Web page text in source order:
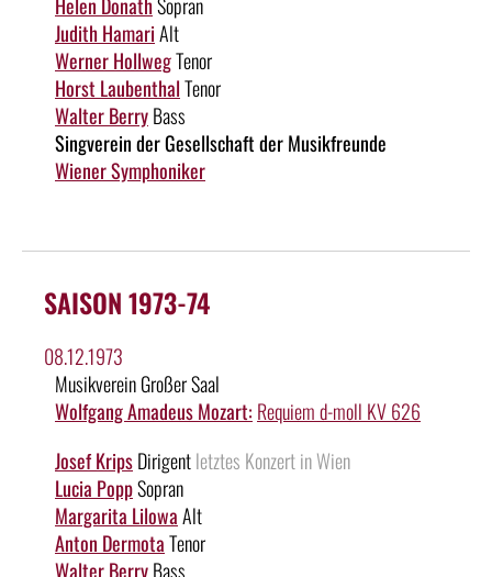
Judith HamariAlt
Werner HollwegTenor
Horst LaubenthalTenor
Walter BerryBass
Singverein der Gesellschaft der Musikfreunde
Wiener Symphoniker
SAISON 1973-74
08.12.1973
Musikverein Großer Saal
Wolfgang Amadeus Mozart: Requiem d-moll KV 626
Josef KripsDirigentletztes Konzert in Wien
Lucia PoppSopran
Margarita LilowaAlt
Anton DermotaTenor
Walter BerryBass